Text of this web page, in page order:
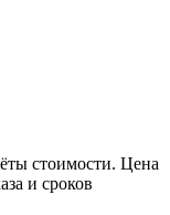
стоимости. Цена
и сроков